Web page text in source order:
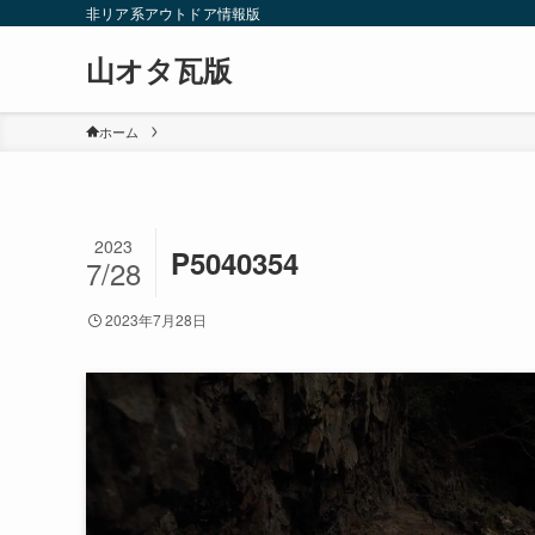
非リア系アウトドア情報版
山オタ瓦版
ホーム
P5040354
2023
7/28
2023年7月28日